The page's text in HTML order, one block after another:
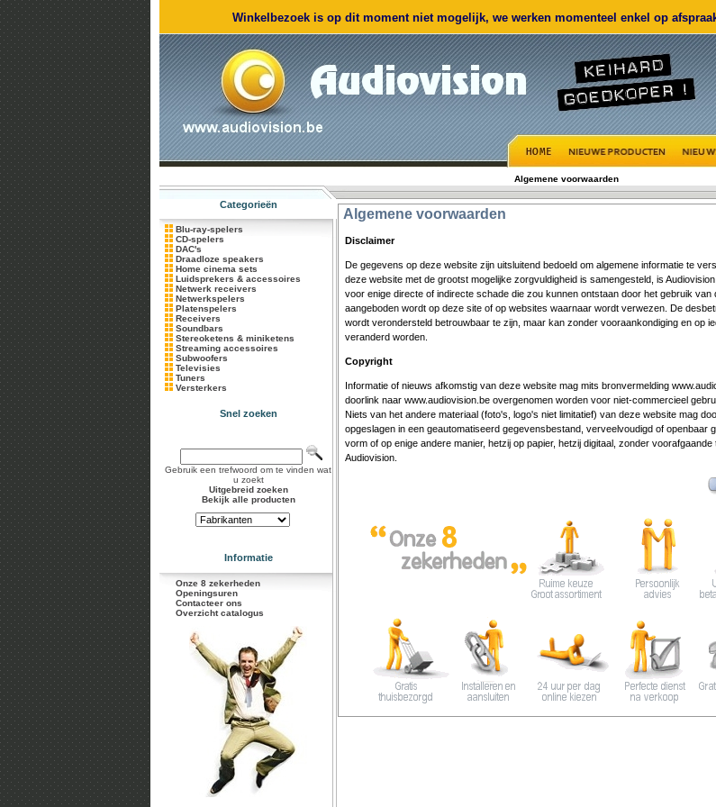
Winkelbezoek is op dit moment niet mogelijk, we werken momenteel enkel op
Algemene voorwaarden
Categorieën
Blu-ray-spelers
CD-spelers
DAC's
Draadloze speakers
Home cinema sets
Luidsprekers & accessoires
Netwerk receivers
Netwerkspelers
Platenspelers
Receivers
Soundbars
Stereoketens & miniketens
Streaming accessoires
Subwoofers
Televisies
Tuners
Versterkers
Snel zoeken
Gebruik een trefwoord om te vinden wat
u zoekt
Uitgebreid zoeken
Bekijk alle producten
Informatie
Onze 8 zekerheden
Openingsuren
Contacteer ons
Overzicht catalogus
Algemene voorwaarden
Disclaimer
De gegevens op deze website zijn uitsluitend bedoeld om algemene informatie te
deze website met de grootst mogelijke zorgvuldigheid is samengesteld, is
voor enige directe of indirecte schade die zou kunnen ontstaan door het gebruik van
aangeboden wordt op deze site of op websites waarnaar wordt verwezen. De
wordt verondersteld betrouwbaar te zijn, maar kan zonder vooraankondiging en op
veranderd worden.
Copyright
Informatie of nieuws afkomstig van deze website mag mits bronvermelding
doorlink naar www.audiovision.be overgenomen worden voor niet-commercieel
Niets van het andere materiaal (foto's, logo's niet limitatief) van deze website mag
opgeslagen in een geautomatiseerd gegevensbestand, verveelvoudigd of openbaar
vorm of op enige andere manier, hetzij op papier, hetzij digitaal, zonder
Audiovision.